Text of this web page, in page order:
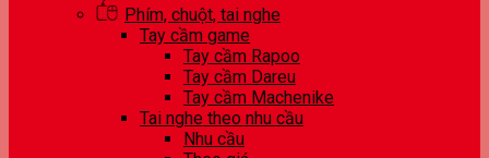
Phím, chuột, tai nghe
Tay cầm game
Tay cầm Rapoo
Tay cầm Dareu
Tay cầm Machenike
Tai nghe theo nhu cầu
Nhu cầu